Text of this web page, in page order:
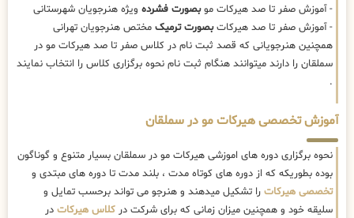
- آموزش صفر تا صد هیرکات موبصورت فشرده ویژه هنرجویان شهرستانی
- آموزش صفر تا صد هیرکاتبصورت ترمیک مختص هنرجویان تهرانی
همچنین هنرجویانی که قصد ثبت نام در کلاس صفر تا صد هیرکات مو در
سملقان را دارند میتوانند هنگام ثبت نام نحوه برگزاری کلاس را انتخاب نمایند
.
آموزش تخصصی هیرکات مو در سملقان
نحوه برگزاری دوره های اموزشی هیرکات مو در سملقان بسیار متنوع و گوناگون
بوده بطوریکه که از دوره های کوتاه مدت ، بلند مدت تا دوره های مبتدی و
تخصصی هیرکات را تشکیل میدهند و هنرجو می تواند برحسب تمایل و
سلیقه خود و همچنین میزان زمانی که برای شرکت در کلاس هیرکات در